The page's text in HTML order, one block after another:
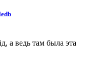
а ведь там была эта